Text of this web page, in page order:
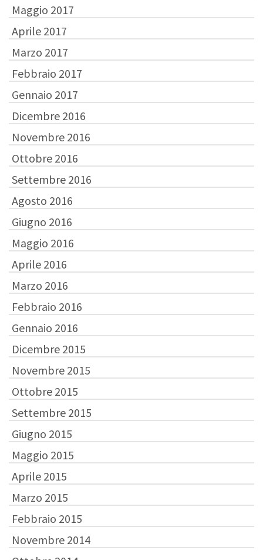
Maggio 2017
Aprile 2017
Marzo 2017
Febbraio 2017
Gennaio 2017
Dicembre 2016
Novembre 2016
Ottobre 2016
Settembre 2016
Agosto 2016
Giugno 2016
Maggio 2016
Aprile 2016
Marzo 2016
Febbraio 2016
Gennaio 2016
Dicembre 2015
Novembre 2015
Ottobre 2015
Settembre 2015
Giugno 2015
Maggio 2015
Aprile 2015
Marzo 2015
Febbraio 2015
Novembre 2014